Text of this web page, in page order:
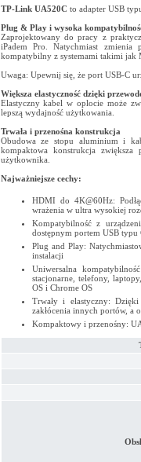
TP-Link UA520C to adapter USB
Plug & Play i wysoka
Zaprojektowany do pracy z
iPadem Pro. Natychmiast
kompatybilny z systemami takimi jak
Uwaga: Upewnij się, że port USB-C
Większa elastyczność dzięki
Elastyczny kabel w oplocie może
lepszą wydajność użytkowania.
Trwała i przenośna konstrukcja
Obudowa ze stopu aluminium i
kompaktowa konstrukcja zwiększa
użytkownika.
Najważniejsze cechy:
HDMI do 4K@60Hz:
wrażenia w ultra wysokiej
Kompatybilność z
dostępnym portem USB typu
Plug and Play:
instalacji
Uniwersalna
stacjonarne, telefony,
OS i Chrome OS
Trwały i elastyczny:
zakłócenia innych portów, a
Kompaktowy i przenośny: